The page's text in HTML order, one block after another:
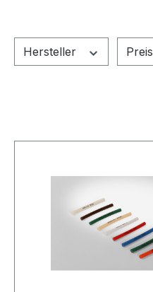
Hersteller Preis